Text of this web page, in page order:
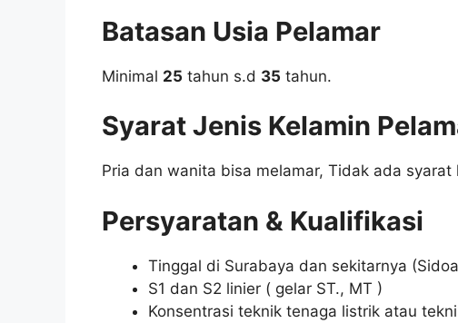
Batasan Usia Pelamar
Minimal 25 tahun s.d 35 tahun.
Syarat Jenis Kelamin
Pria dan wanita bisa melamar, Tidak ada
Persyaratan & Kualifikasi
Tinggal di Surabaya dan sekitarnya
S1 dan S2 linier ( gelar ST., MT )
Konsentrasi teknik tenaga listrik atau